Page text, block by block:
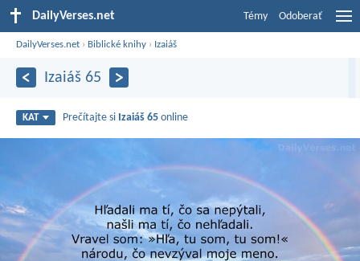
DailyVerses.net Témy Odoberať
DailyVerses.net › Biblické knihy › Izaiáš
Izaiáš 65
KAT Prečítajte si Izaiáš 65 online